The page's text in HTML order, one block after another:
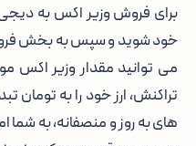
برای فروش وزیر اکس به دیجی
خود شوید و سپس به بخش
می توانید مقدار وزیر اکس
تراکنش، ارز خود را به تومان
های به روز و منصفانه، به شما